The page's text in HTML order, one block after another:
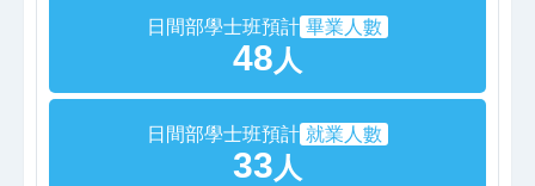
日間部學士班預計 畢業人數
48人
日間部學士班預計 就業人數
33人